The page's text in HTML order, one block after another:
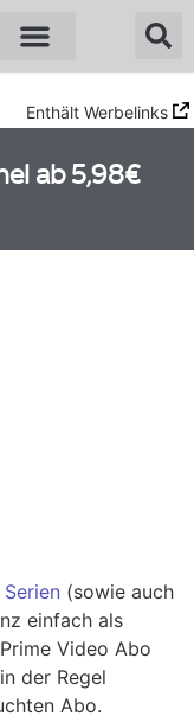
Enthält Werbelinks
ab 5,98€
(sowie auch
einfach als
Video Abo
der Regel
Abo.